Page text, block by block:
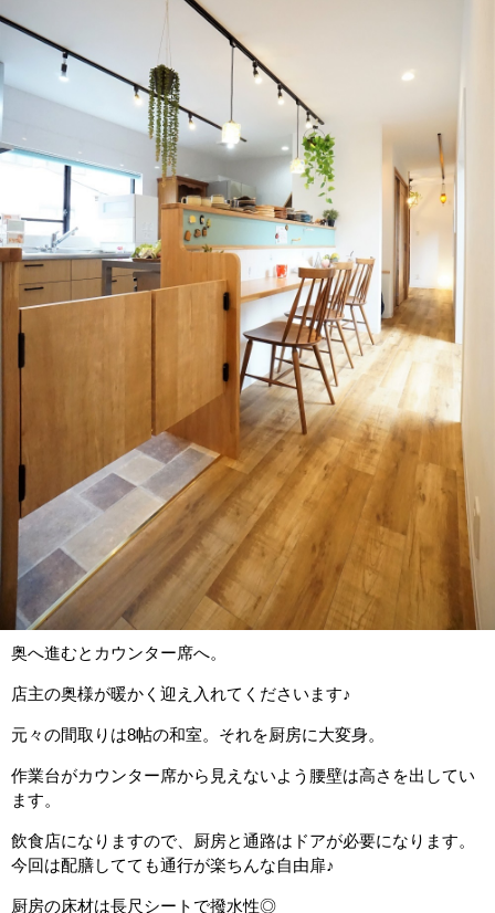
奥へ進むとカウンター席へ。
店主の奥様が暖かく迎え入れてくださいます♪
元々の間取りは8帖の和室。それを厨房に大変身。
作業台がカウンター席から見えないよう腰壁は高さを出してい
ます。
飲食店になりますので、厨房と通路はドアが必要になります。
今回は配膳してても通行が楽ちんな自由扉♪
厨房の床材は長尺シートで撥水性◎